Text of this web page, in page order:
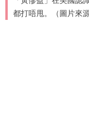
都打唔甩。（圖片來